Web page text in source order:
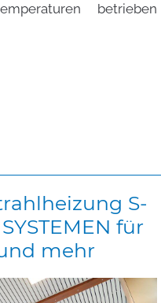
betrieben
S-
SYSTEMEN für
mehr